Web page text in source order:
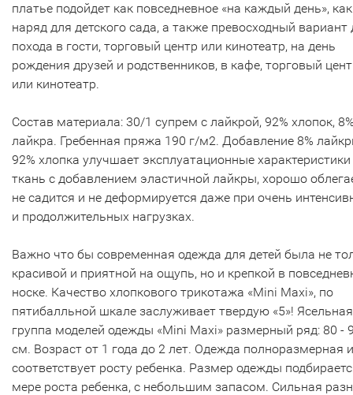
платье подойдет как повседневное «на каждый день», как
наряд для детского сада, а также превосходный вариант
похода в гости, торговый центр или кинотеатр, на день
рождения друзей и родственников, в кафе, торговый
или кинотеатр.
Состав материала: 30/1 супрем с лайкрой, 92% хлопок,
лайкра. Гребенная пряжа 190 г/м2. Добавление 8%
92% хлопка улучшает эксплуатационные
ткань с добавлением эластичной лайкры, хорошо
не садится и не деформируется даже при очень
и продолжительных нагрузках.
Важно что бы современная одежда для детей была не
красивой и приятной на ощупь, но и крепкой в
носке. Качество хлопкового трикотажа «Mini Maxi», по
пятибалльной шкале заслуживает твердую «5»! Ясельная
группа моделей одежды «Mini Maxi» размерный ряд: 80 -
см. Возраст от 1 года до 2 лет. Одежда полноразмерная и
соответствует росту ребенка. Размер одежды
мере роста ребенка, с небольшим запасом. Сильная